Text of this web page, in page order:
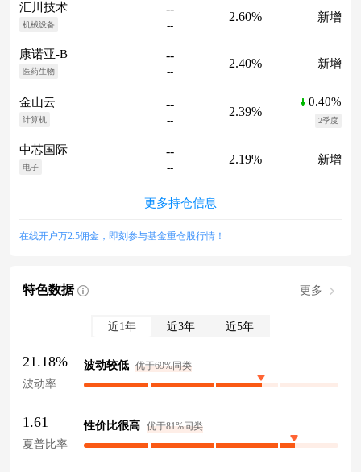
汇川技术
机械设备
--
--
2.60% 新增
康诺亚-B
医药生物
--
--
2.40% 新增
金山云
计算机
--
--
2.39%
0.40%
2季度
中芯国际
电子
--
--
2.19% 新增
更多持仓信息
在线开户万2.5佣金，即刻参与基金重仓股行情！
特色数据 更多
近1年 近3年 近5年
21.18%
波动率
波动较低 优于69%同类
1.61
夏普比率
性价比很高 优于81%同类